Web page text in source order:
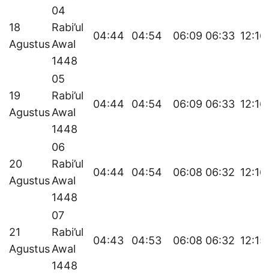
18
Agustus
04
Rabi’ul
Awal
1448
04:44 04:54 06:09 06:33 12:16
19
Agustus
05
Rabi’ul
Awal
1448
04:44 04:54 06:09 06:33 12:16
20
Agustus
06
Rabi’ul
Awal
1448
04:44 04:54 06:08 06:32 12:16
21
Agustus
07
Rabi’ul
Awal
1448
04:43 04:53 06:08 06:32 12:15